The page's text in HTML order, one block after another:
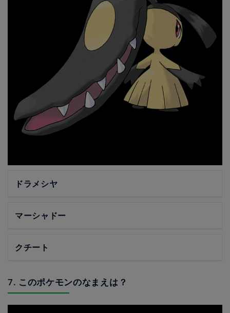
ドラメシヤ
マーシャドー
クチート
7. このポケモンのなまえは？